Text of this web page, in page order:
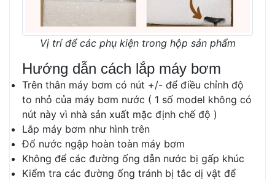
Vị trí để các phụ kiện trong hộp sản phẩm
Hướng dẫn cách lắp máy bơm
Trên thân máy bơm có nút +/- để điều chỉnh độ
to nhỏ của máy bơm nước ( 1 số model không có
nút này vì nhà sản xuất mặc định chế độ )
Lắp máy bơm như hình trên
Đổ nước ngập hoàn toàn máy bơm
Không để các đường ống dẫn nước bị gấp khúc
Kiểm tra các đường ống tránh bị tắc dị vật để